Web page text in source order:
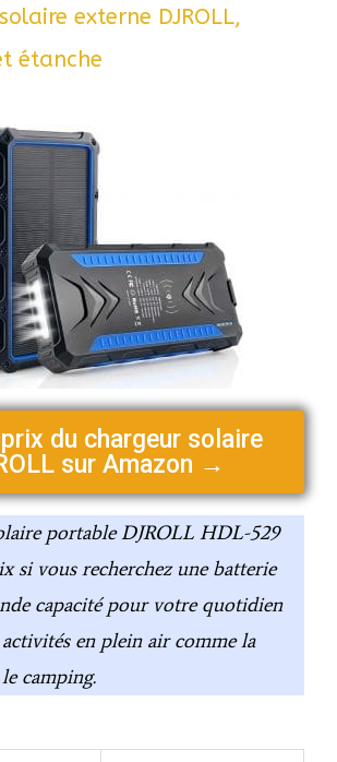
externe DJROLL,
étanche
du chargeur solaire
sur Amazon →
portable DJROLL HDL-529
si vous recherchez une batterie
capacité pour votre quotidien
en plein air comme la
camping.